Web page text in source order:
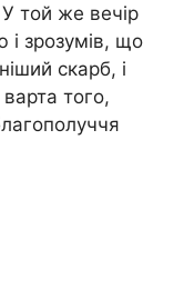
У той же вечір
зрозумів, що
скарб, і
того,